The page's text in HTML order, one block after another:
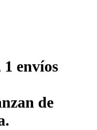
1 envíos
de